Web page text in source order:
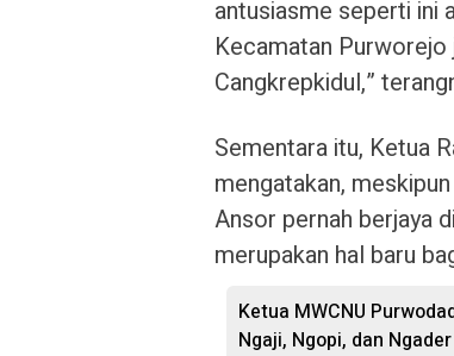
antusiasme seperti ini
Kecamatan
Cangkrepkidul,”
Sementara itu, Ketua
mengatakan,
Ansor pernah berjaya
merupakan hal baru
Ketua MWCNU
Ngaji, Ngopi, dan Ngader